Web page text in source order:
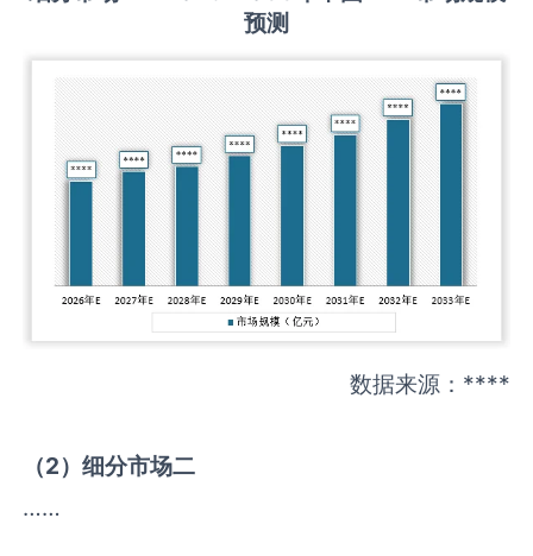
预测
数据来源：****
（2）细分市场二
……